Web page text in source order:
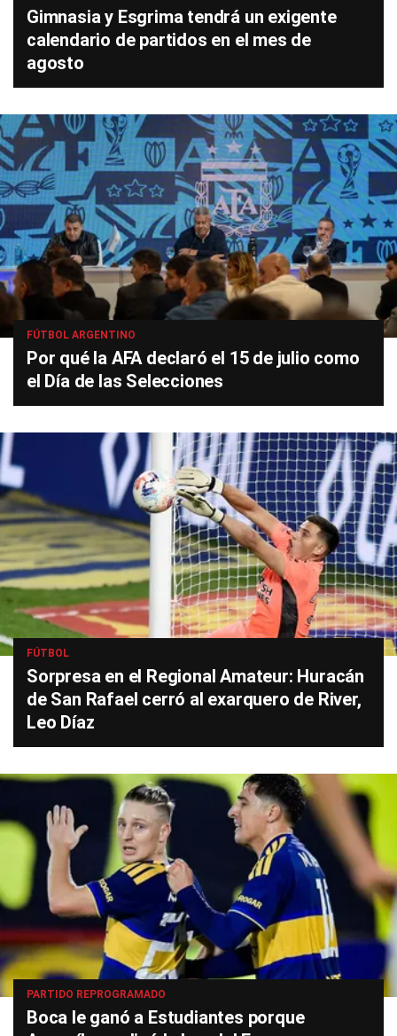
Gimnasia y Esgrima tendrá un exigente
calendario de partidos en el mes de
agosto
FÚTBOL ARGENTINO
Por qué la AFA declaró el 15 de julio como
el Día de las Selecciones
FÚTBOL
Sorpresa en el Regional Amateur: Huracán
de San Rafael cerró al exarquero de River,
Leo Díaz
PARTIDO REPROGRAMADO
Boca le ganó a Estudiantes porque